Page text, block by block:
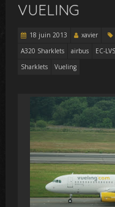
VUELING
18 juin 2013 xavier
A320 Sharklets
airbus EC-LVS
Sharklets
Vueling